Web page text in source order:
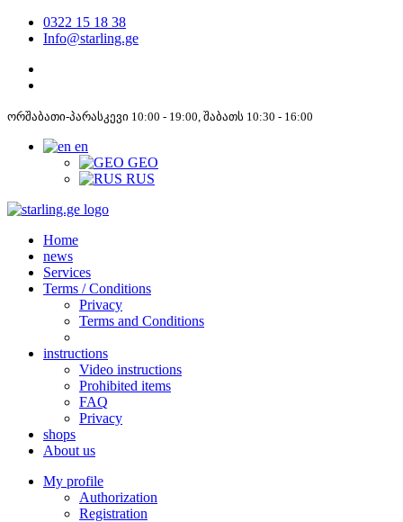
0322 15 18 38
Info@starling.ge
ორშაბათი-პარასკევი 10:00 - 19:00, შაბათს 10:30 - 16:00
en
GEO
RUS
Home
news
Services
Terms / Conditions
Privacy
Terms and Conditions
instructions
Video instructions
Prohibited items
FAQ
Privacy
shops
About us
My profile
Authorization
Registration